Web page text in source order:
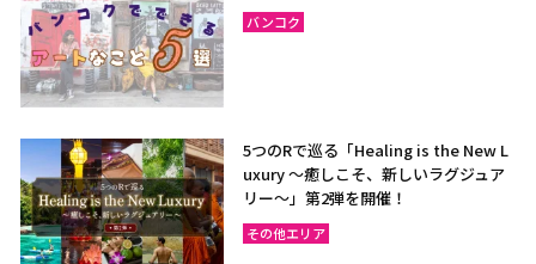
バンコク
5つのRで巡る「Healing is the New L
uxury ～癒しこそ、新しいラグジュア
リー〜」第2弾を開催！
その他エリア